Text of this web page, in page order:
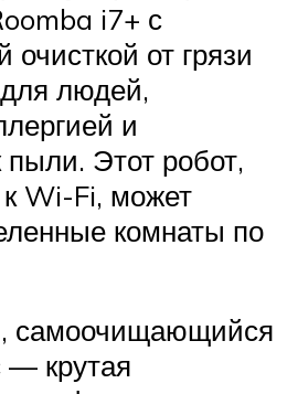
i7+ с
очисткой от грязи
людей,
и
Этот робот,
Wi-Fi, может
комнаты по
самоочищающийся
— крутая